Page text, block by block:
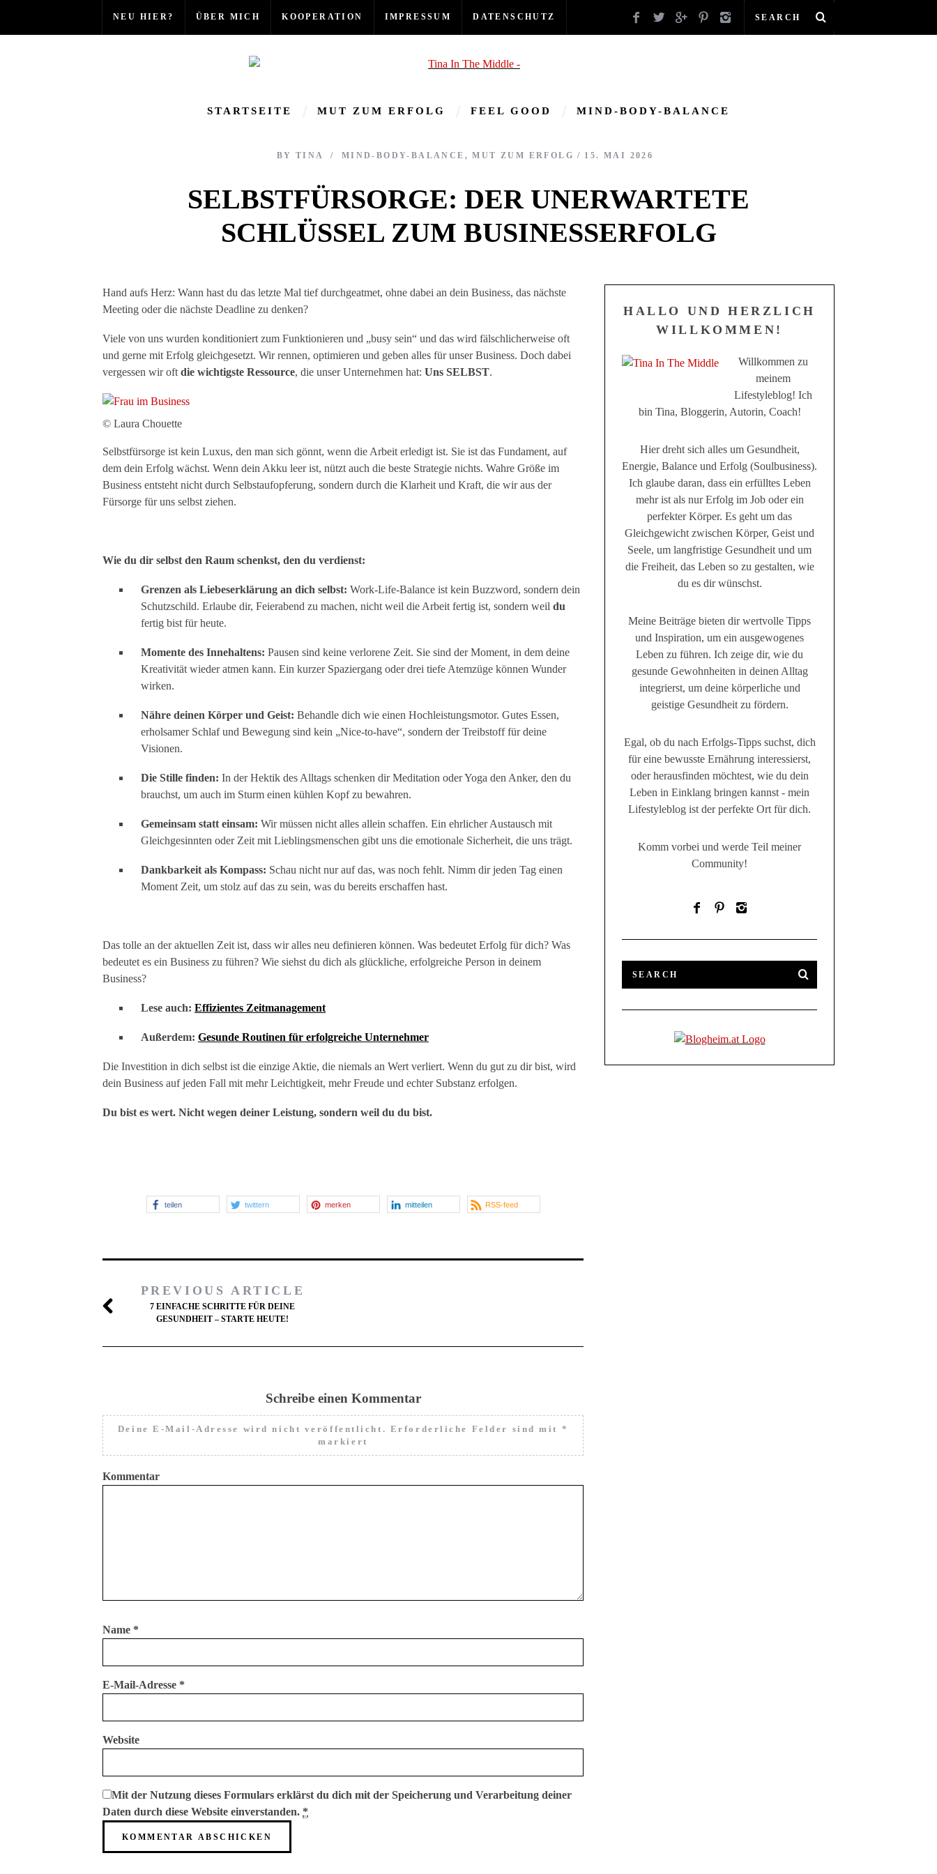
NEU HIER? ÜBER MICH KOOPERATION IMPRESSUM DATENSCHUTZ
STARTSEITE MUT ZUM ERFOLG FEEL GOOD MIND-BODY-BALANCE
BY TINA MIND-BODY-BALANCE ,MUT ZUM ERFOLG 15. MAI 2026
SELBSTFÜRSORGE: DER UNERWARTETE
SCHLÜSSEL ZUM BUSINESSERFOLG
Hand aufs Herz: Wann hast du das letzte Mal tief durchgeatmet, ohne dabei an dein Business, das nächste
Meeting oder die nächste Deadline zu denken?
Viele von uns wurden konditioniert zum Funktionieren und „busy sein“ und das wird fälschlicherweise oft
und gerne mit Erfolg gleichgesetzt. Wir rennen, optimieren und geben alles für unser Business. Doch dabei
vergessen wir oft die wichtigste Ressource, die unser Unternehmen hat: Uns SELBST.
© Laura Chouette
Selbstfürsorge ist kein Luxus, den man sich gönnt, wenn die Arbeit erledigt ist. Sie ist das Fundament, auf
dem dein Erfolg wächst. Wenn dein Akku leer ist, nützt auch die beste Strategie nichts. Wahre Größe im
Business entsteht nicht durch Selbstaufopferung, sondern durch die Klarheit und Kraft, die wir aus der
Fürsorge für uns selbst ziehen.
Wie du dir selbst den Raum schenkst, den du verdienst:
Grenzen als Liebeserklärung an dich selbst: Work-Life-Balance ist kein Buzzword, sondern dein
Schutzschild. Erlaube dir, Feierabend zu machen, nicht weil die Arbeit fertig ist, sondern weil du
fertig bist für heute.
Momente des Innehaltens: Pausen sind keine verlorene Zeit. Sie sind der Moment, in dem deine
Kreativität wieder atmen kann. Ein kurzer Spaziergang oder drei tiefe Atemzüge können Wunder
wirken.
Nähre deinen Körper und Geist: Behandle dich wie einen Hochleistungsmotor. Gutes Essen,
erholsamer Schlaf und Bewegung sind kein „Nice-to-have“, sondern der Treibstoff für deine
Visionen.
Die Stille finden: In der Hektik des Alltags schenken dir Meditation oder Yoga den Anker, den du
brauchst, um auch im Sturm einen kühlen Kopf zu bewahren.
Gemeinsam statt einsam: Wir müssen nicht alles allein schaffen. Ein ehrlicher Austausch mit
Gleichgesinnten oder Zeit mit Lieblingsmenschen gibt uns die emotionale Sicherheit, die uns trägt.
Dankbarkeit als Kompass: Schau nicht nur auf das, was noch fehlt. Nimm dir jeden Tag einen
Moment Zeit, um stolz auf das zu sein, was du bereits erschaffen hast.
Das tolle an der aktuellen Zeit ist, dass wir alles neu definieren können. Was bedeutet Erfolg für dich? Was
bedeutet es ein Business zu führen? Wie siehst du dich als glückliche, erfolgreiche Person in deinem
Business?
Lese auch: Effizientes Zeitmanagement
Außerdem: Gesunde Routinen für erfolgreiche Unternehmer
Die Investition in dich selbst ist die einzige Aktie, die niemals an Wert verliert. Wenn du gut zu dir bist, wird
dein Business auf jeden Fall mit mehr Leichtigkeit, mehr Freude und echter Substanz erfolgen.
Du bist es wert. Nicht wegen deiner Leistung, sondern weil du du bist.
teilen twittern merken mitteilen RSS-feed
PREVIOUS ARTICLE
7 EINFACHE SCHRITTE FÜR DEINE
GESUNDHEIT – STARTE HEUTE!
Schreibe einen Kommentar
Deine E-Mail-Adresse wird nicht veröffentlicht. Erforderliche Felder sind mit *
markiert
Kommentar
Name *
E-Mail-Adresse *
Website
Mit der Nutzung dieses Formulars erklärst du dich mit der Speicherung und Verarbeitung deiner
Daten durch diese Website einverstanden. *
HALLO UND HERZLICH
WILLKOMMEN!
Willkommen zu
meinem
Lifestyleblog! Ich
bin Tina, Bloggerin, Autorin, Coach!
Hier dreht sich alles um Gesundheit,
Energie, Balance und Erfolg (Soulbusiness).
Ich glaube daran, dass ein erfülltes Leben
mehr ist als nur Erfolg im Job oder ein
perfekter Körper. Es geht um das
Gleichgewicht zwischen Körper, Geist und
Seele, um langfristige Gesundheit und um
die Freiheit, das Leben so zu gestalten, wie
du es dir wünschst.
Meine Beiträge bieten dir wertvolle Tipps
und Inspiration, um ein ausgewogenes
Leben zu führen. Ich zeige dir, wie du
gesunde Gewohnheiten in deinen Alltag
integrierst, um deine körperliche und
geistige Gesundheit zu fördern.
Egal, ob du nach Erfolgs-Tipps suchst, dich
für eine bewusste Ernährung interessierst,
oder herausfinden möchtest, wie du dein
Leben in Einklang bringen kannst - mein
Lifestyleblog ist der perfekte Ort für dich.
Komm vorbei und werde Teil meiner
Community!